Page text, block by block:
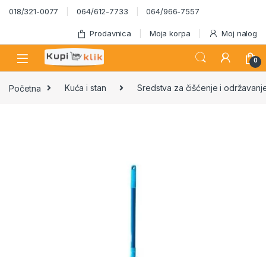
Skip to navigation
Skip to content
018/321-0077 064/612-7733 064/966-7557
Prodavnica Moja korpa Moj nalog
0
Početna Kuća i stan Sredstva za čišćenje i